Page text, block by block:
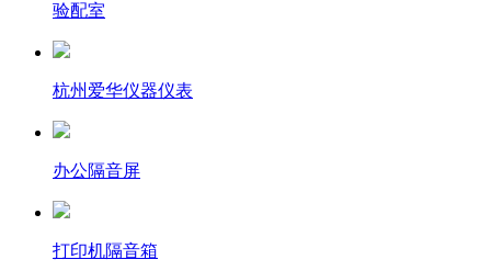
验配室
杭州爱华仪器仪表
办公隔音屏
打印机隔音箱